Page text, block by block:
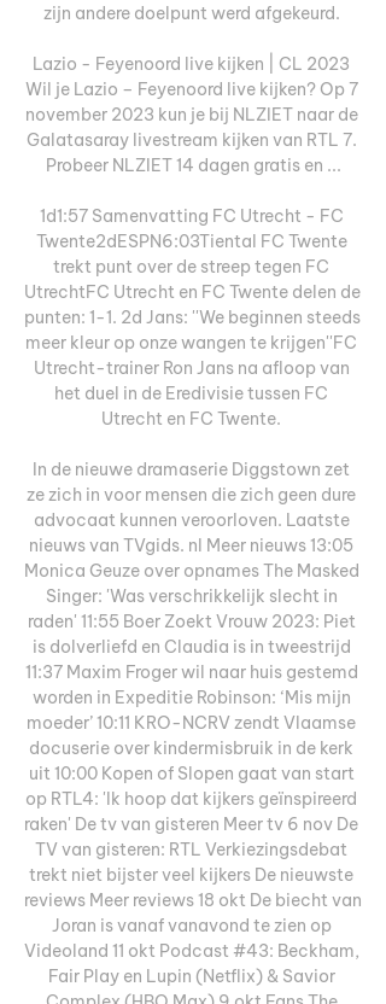
zijn andere doelpunt werd afgekeurd.
Lazio - Feyenoord live kijken | CL 2023
Wil je Lazio – Feyenoord live kijken? Op 7
november 2023 kun je bij NLZIET naar de
Galatasaray livestream kijken van RTL 7.
Probeer NLZIET 14 dagen gratis en ...
1d1:57 Samenvatting FC Utrecht - FC
Twente2dESPN6:03Tiental FC Twente
trekt punt over de streep tegen FC
UtrechtFC Utrecht en FC Twente delen de
punten: 1-1. 2d Jans: ''We beginnen steeds
meer kleur op onze wangen te krijgen''FC
Utrecht-trainer Ron Jans na afloop van
het duel in de Eredivisie tussen FC
Utrecht en FC Twente.
In de nieuwe dramaserie Diggstown zet
ze zich in voor mensen die zich geen dure
advocaat kunnen veroorloven. Laatste
nieuws van TVgids. nl Meer nieuws 13:05
Monica Geuze over opnames The Masked
Singer: 'Was verschrikkelijk slecht in
raden' 11:55 Boer Zoekt Vrouw 2023: Piet
is dolverliefd en Claudia is in tweestrijd
11:37 Maxim Froger wil naar huis gestemd
worden in Expeditie Robinson: ‘Mis mijn
moeder’ 10:11 KRO-NCRV zendt Vlaamse
docuserie over kindermisbruik in de kerk
uit 10:00 Kopen of Slopen gaat van start
op RTL4: 'Ik hoop dat kijkers geïnspireerd
raken' De tv van gisteren Meer tv 6 nov De
TV van gisteren: RTL Verkiezingsdebat
trekt niet bijster veel kijkers De nieuwste
reviews Meer reviews 18 okt De biecht van
Joran is vanaf vanavond te zien op
Videoland 11 okt Podcast #43: Beckham,
Fair Play en Lupin (Netflix) & Savior